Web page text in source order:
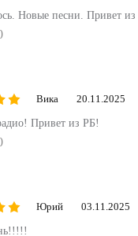
Новые песни. Привет из
Вика 20.11.2025
Привет из РБ!
Юрий 03.11.2025